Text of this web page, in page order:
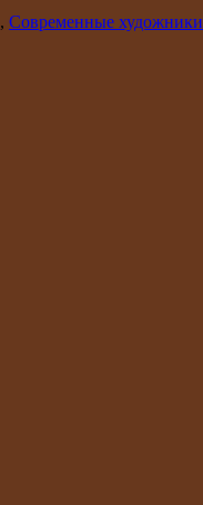
, Современные художники